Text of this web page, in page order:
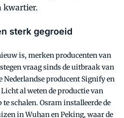
kwartier.
sterk gegroeid
is, merken producenten van
vraag sinds de uitbraak van
Nederlandse producent Signify en
al weten de productie van
schalen. Osram installeerde de
in Wuhan en Peking, waar de